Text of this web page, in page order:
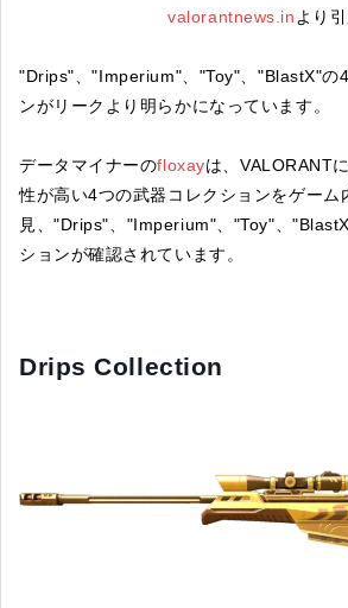
valorantnews.in より
"Drips"、"Imperium"、"Toy"、"BlastX"の
ンがリークより明らかになっています。
データマイナーのfloxayは、VALORANT
性が高い4つの武器コレクションをゲーム
見、"Drips"、"Imperium"、"Toy"、
ションが確認されています。
Drips Collection